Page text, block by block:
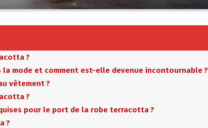
?
mode et comment est-elle devenue incontournable ?
vêtement ?
?
pour le port de la robe terracotta ?
?